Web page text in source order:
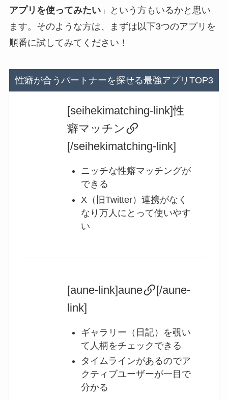
アプリを使ってみたい」という方もいるかと思い
ます。そのような方は、まずは以下3つのアプリを
順番に試してみてください！
性癖が合うパートナーを探せる最強アプリTOP3
[seihekimatching-link]性
癖マッチン
[/seihekimatching-link]
ニッチな性癖マッチングが
できる
X（旧Twitter）連携がなく
なり万人にとって使いやす
い
[aune-link]aune
[/aune-
link]
ギャラリー（日記）を覗い
て人柄をチェックできる
タイムラインがあるのでア
クティブユーザーが一目で
分かる